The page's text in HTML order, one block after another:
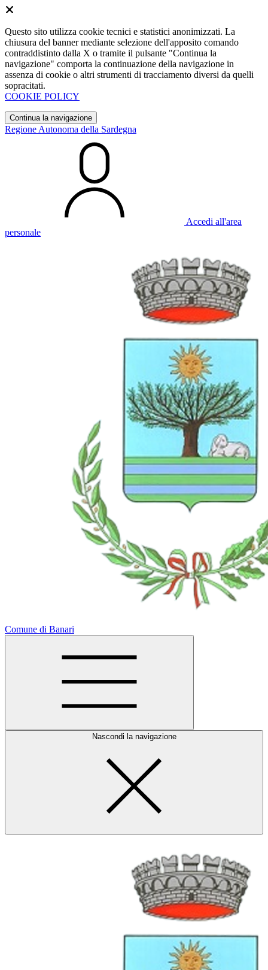
Questo sito utilizza cookie tecnici e statistici anonimizzati. La
chiusura del banner mediante selezione dell'apposito comando
contraddistinto dalla X o tramite il pulsante "Continua la
navigazione" comporta la continuazione della navigazione in
assenza di cookie o altri strumenti di tracciamento diversi da quelli
sopracitati.
COOKIE POLICY
Continua la navigazione
Regione Autonoma della Sardegna
Accedi all'area
personale
Comune di Banari
Nascondi la navigazione